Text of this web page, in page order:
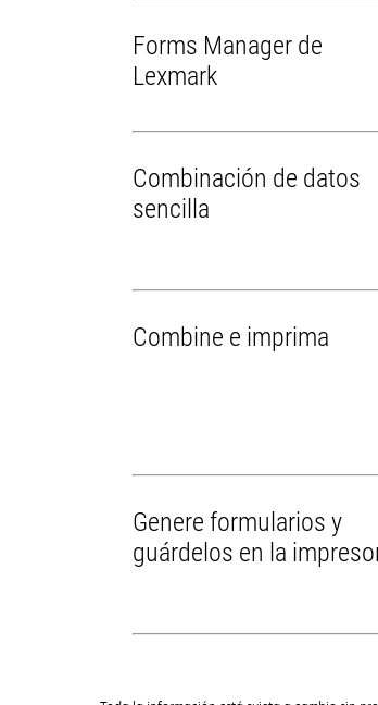
Forms Manager de
Lexmark
Combinación de datos
sencilla
Combine e imprima
Genere formularios y
guárdelos en la